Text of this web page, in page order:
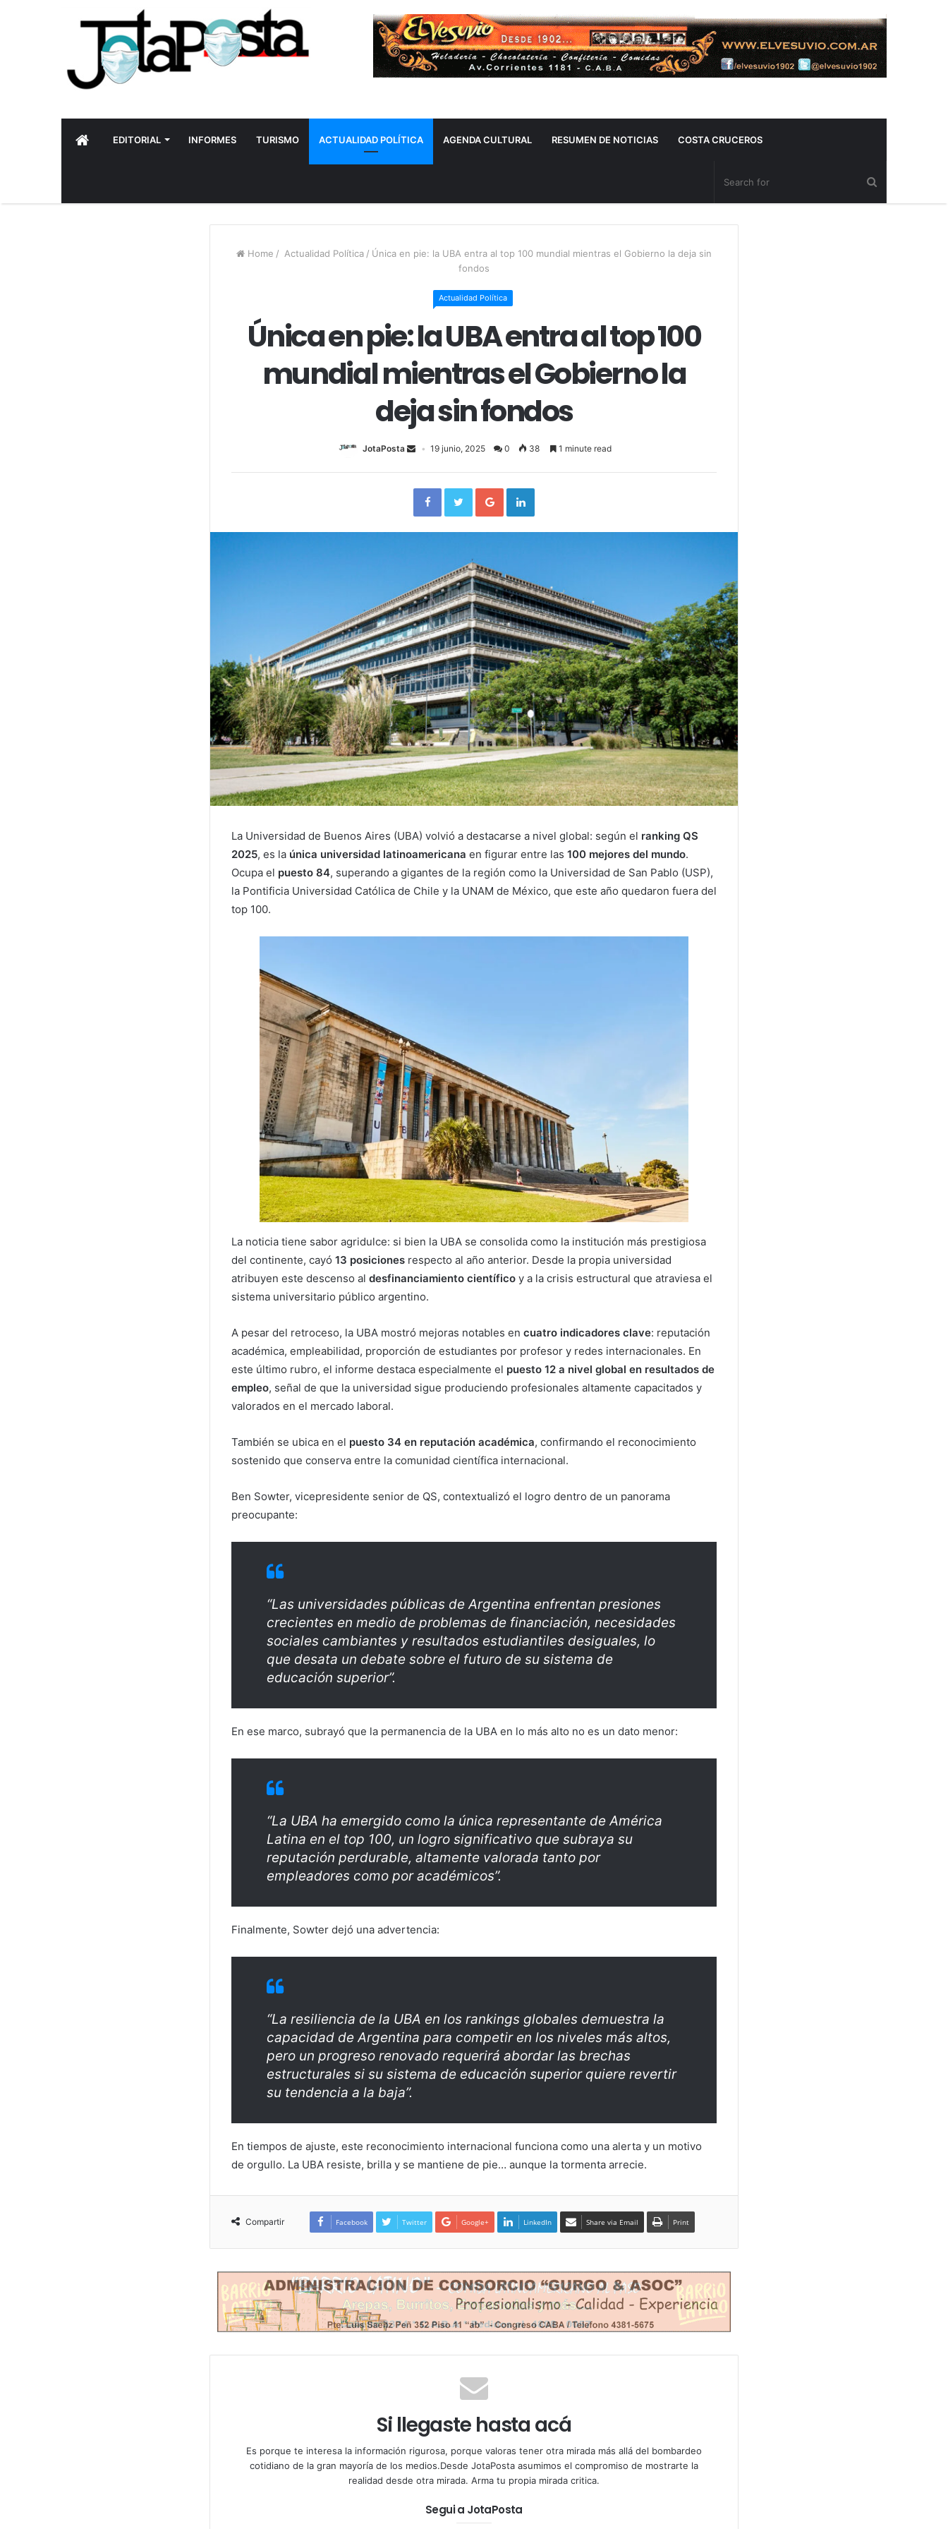
INICIOEDITORIAL INFORMES TURISMO ACTUALIDAD POLÍTICA AGENDA CULTURAL RESUMEN DE NOTICIAS COSTA CRUCEROS
Home / Actualidad Política / Única en pie: la UBA entra al top 100 mundial mientras el Gobierno la deja sin
fondos
Actualidad Política
Única en pie: la UBA entra al top 100
mundial mientras el Gobierno la
deja sin fondos
JotaPosta 19 junio, 2025 0 38 1 minute read
FacebookTwitterGoogle+LinkedIn
La Universidad de Buenos Aires (UBA) volvió a destacarse a nivel global: según el ranking QS
2025, es la única universidad latinoamericana en figurar entre las 100 mejores del mundo.
Ocupa el puesto 84, superando a gigantes de la región como la Universidad de San Pablo (USP),
la Pontificia Universidad Católica de Chile y la UNAM de México, que este año quedaron fuera del
top 100.
La noticia tiene sabor agridulce: si bien la UBA se consolida como la institución más prestigiosa
del continente, cayó 13 posiciones respecto al año anterior. Desde la propia universidad
atribuyen este descenso al desfinanciamiento científico y a la crisis estructural que atraviesa el
sistema universitario público argentino.
A pesar del retroceso, la UBA mostró mejoras notables en cuatro indicadores clave: reputación
académica, empleabilidad, proporción de estudiantes por profesor y redes internacionales. En
este último rubro, el informe destaca especialmente el puesto 12 a nivel global en resultados de
empleo, señal de que la universidad sigue produciendo profesionales altamente capacitados y
valorados en el mercado laboral.
También se ubica en el puesto 34 en reputación académica, confirmando el reconocimiento
sostenido que conserva entre la comunidad científica internacional.
Ben Sowter, vicepresidente senior de QS, contextualizó el logro dentro de un panorama
preocupante:
“Las universidades públicas de Argentina enfrentan presiones
crecientes en medio de problemas de financiación, necesidades
sociales cambiantes y resultados estudiantiles desiguales, lo
que desata un debate sobre el futuro de su sistema de
educación superior”.
En ese marco, subrayó que la permanencia de la UBA en lo más alto no es un dato menor:
“La UBA ha emergido como la única representante de América
Latina en el top 100, un logro significativo que subraya su
reputación perdurable, altamente valorada tanto por
empleadores como por académicos”.
Finalmente, Sowter dejó una advertencia:
“La resiliencia de la UBA en los rankings globales demuestra la
capacidad de Argentina para competir en los niveles más altos,
pero un progreso renovado requerirá abordar las brechas
estructurales si su sistema de educación superior quiere revertir
su tendencia a la baja”.
En tiempos de ajuste, este reconocimiento internacional funciona como una alerta y un motivo
de orgullo. La UBA resiste, brilla y se mantiene de pie… aunque la tormenta arrecie.
Compartir Facebook Twitter Google+ LinkedIn Share via Email Print
Si llegaste hasta acá
Es porque te interesa la información rigurosa, porque valoras tener otra mirada más allá del bombardeo
cotidiano de la gran mayoría de los medios.Desde JotaPosta asumimos el compromiso de mostrarte la
realidad desde otra mirada. Arma tu propia mirada critica.
Segui a JotaPosta